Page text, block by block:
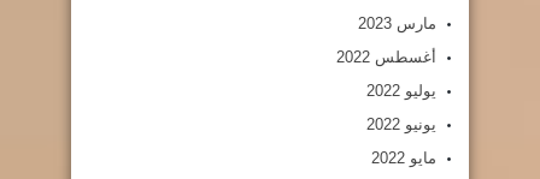
مارس 2023
أغسطس 2022
يوليو 2022
يونيو 2022
مايو 2022